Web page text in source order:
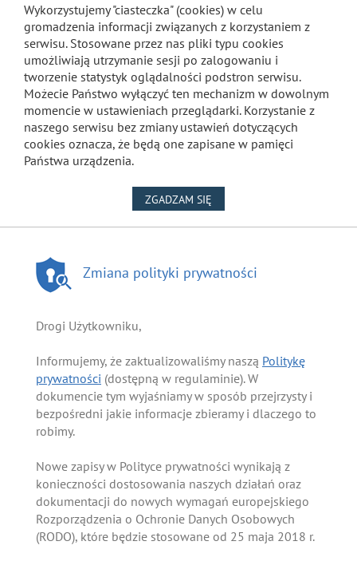
Wykorzystujemy "ciasteczka" (cookies) w celu
gromadzenia informacji związanych z korzystaniem z
serwisu. Stosowane przez nas pliki typu cookies
umożliwiają utrzymanie sesji po zalogowaniu i
tworzenie statystyk oglądalności podstron serwisu.
Możecie Państwo wyłączyć ten mechanizm w dowolnym
momencie w ustawieniach przeglądarki. Korzystanie z
naszego serwisu bez zmiany ustawień dotyczących
cookies oznacza, że będą one zapisane w pamięci
Państwa urządzenia.
ZGADZAM SIĘ
Zmiana polityki prywatności
Drogi Użytkowniku,
Informujemy, że zaktualizowaliśmy naszą Politykę
prywatności (dostępną w regulaminie). W
dokumencie tym wyjaśniamy w sposób przejrzysty i
bezpośredni jakie informacje zbieramy i dlaczego to
robimy.
Nowe zapisy w Polityce prywatności wynikają z
konieczności dostosowania naszych działań oraz
dokumentacji do nowych wymagań europejskiego
Rozporządzenia o Ochronie Danych Osobowych
(RODO), które będzie stosowane od 25 maja 2018 r.